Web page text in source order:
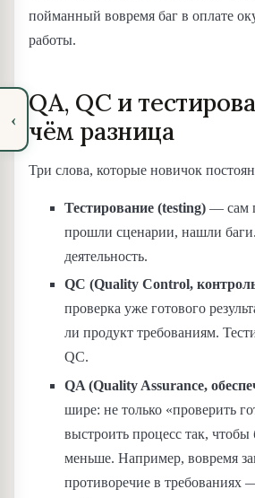
‹
пойманный вовремя баг в оплате
работы.
QA, QC и
чём разница
Три слова, которые новичок
Тестирование (testing) — сам
прошли сценарии, нашли
деятельность.
QC (Quality Control,
проверка уже готового
ли продукт требованиям.
QC.
QA (Quality Assurance,
шире: не только «проверить
выстроить процесс так, чтобы
меньше. Например, вовремя
противоречие в требованиях